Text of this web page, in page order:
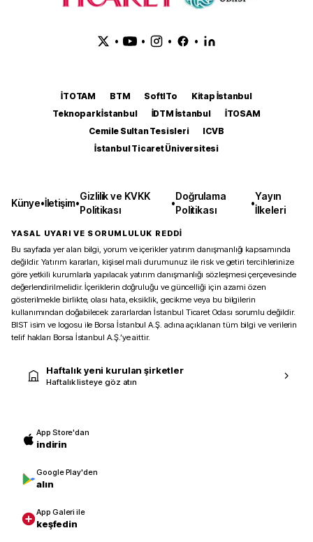
• • • •
İTOTAM BTM SoftITo
Kitap İstanbul
Teknopark İstanbul
İDTM İstanbul
İTOSAM
Cemile Sultan Tesisleri
ICVB
İstanbul Ticaret Üniversitesi
Künye•İletişim•
Gizlilik ve KVKK
Politikası
•
Doğrulama
Politikası
•
Yayın
İlkeleri
YASAL UYARI VE SORUMLULUK REDDİ
Bu sayfada yer alan bilgi, yorum ve içerikler yatırım danışmanlığı kapsamında
değildir. Yatırım kararları, kişisel mali durumunuz ile risk ve getiri tercihlerinize
göre yetkili kurumlarla yapılacak yatırım danışmanlığı sözleşmesi çerçevesinde
değerlendirilmelidir. İçeriklerin doğruluğu ve güncelliği için azami özen
gösterilmekle birlikte, olası hata, eksiklik, gecikme veya bu bilgilerin
kullanımından doğabilecek zararlardan İstanbul Ticaret Odası sorumlu değildir.
BIST isim ve logosu ile Borsa İstanbul A.Ş. adına açıklanan tüm bilgi ve verilerin
telif hakları Borsa İstanbul A.Ş.’ye aittir.
Haftalık yeni kurulan şirketler
Haftalık listeye göz atın
App Store'dan
indirin
Google Play'den
alın
App Galeri ile
keşfedin